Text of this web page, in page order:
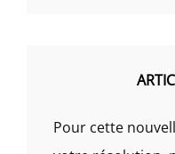
Pour cette